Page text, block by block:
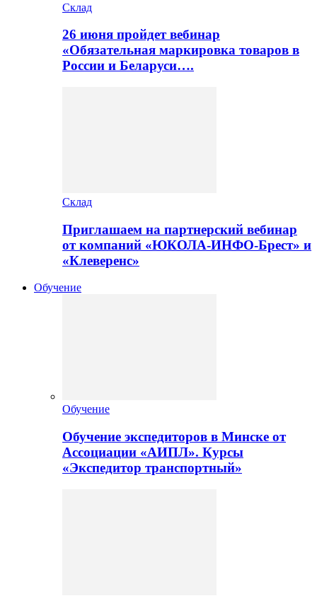
Склад
26 июня пройдет вебинар
«Обязательная маркировка товаров в
России и Беларуси….
Склад
Приглашаем на партнерский вебинар
от компаний «ЮКОЛА-ИНФО-Брест» и
«Клеверенс»
Обучение
Обучение
Обучение экспедиторов в Минске от
Ассоциации «АИПЛ». Курсы
«Экспедитор транспортный»